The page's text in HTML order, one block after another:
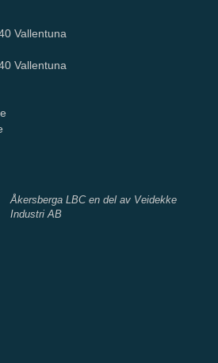
Vallentuna
Vallentuna
Åkersberga LBC en del av Veidekke
Industri AB